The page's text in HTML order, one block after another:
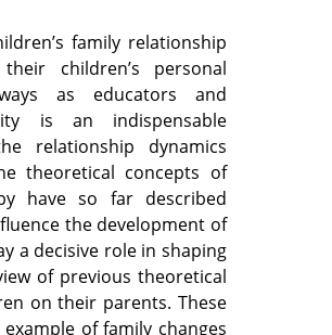
family relationship
children’s personal
as educators and
is an indispensable
relationship dynamics
theoretical concepts of
have so far described
the development of
a decisive role in shaping
of previous theoretical
on their parents. These
of family changes